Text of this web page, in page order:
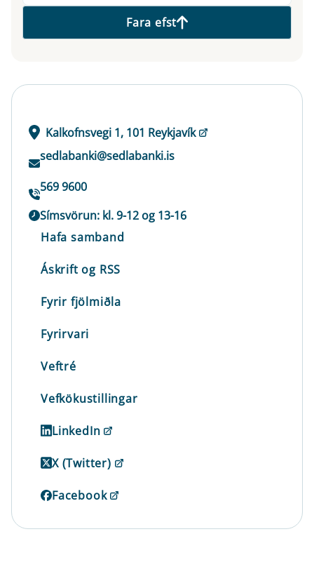
Fara efst
Kalkofnsvegi 1, 101 Reykjavík
sedlabanki@sedlabanki.is
569 9600
Símsvörun: kl. 9-12 og 13-16
Hafa samband
Áskrift og RSS
Fyrir fjölmiðla
Fyrirvari
Veftré
Vefkökustillingar
LinkedIn
X (Twitter)
Facebook